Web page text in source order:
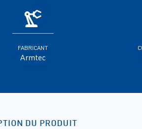
FABRICANT
Armtec
DU PRODUIT